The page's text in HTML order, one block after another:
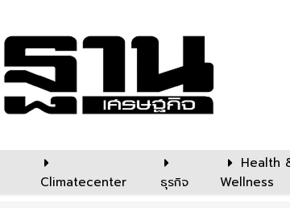
Climatecenter ธุรกิจ
Health
Wellness